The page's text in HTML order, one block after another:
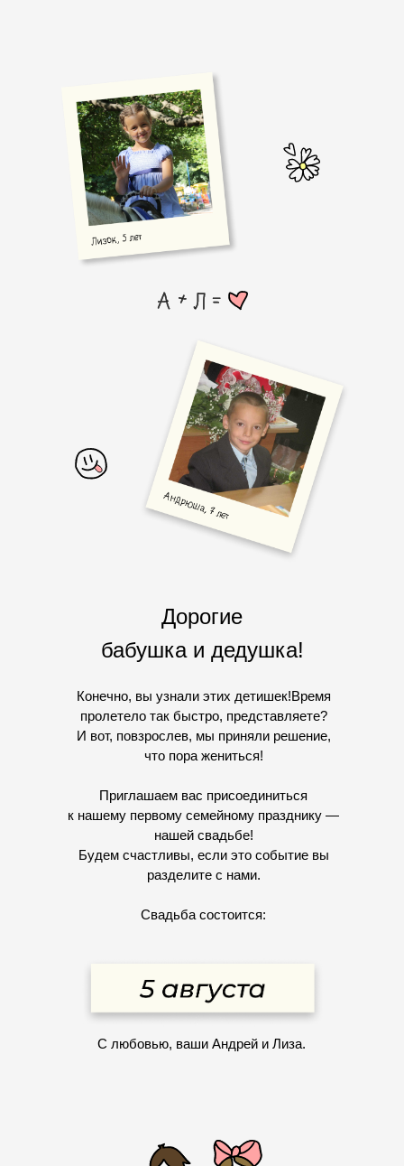
Дорогие
бабушка и дедушка!
Конечно, вы узнали этих детишек!Время
пролетело так быстро, представляете?
И вот, повзрослев, мы приняли решение,
что пора жениться!
Приглашаем вас присоединиться
к нашему первому семейному празднику —
нашей свадьбе!
Будем счастливы, если это событие вы
разделите с нами.
Свадьба состоится:
С любовью, ваши Андрей и Лиза.